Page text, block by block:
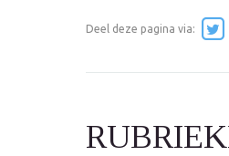
Deel deze pagina via: